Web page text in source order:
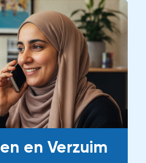
en Verzuim